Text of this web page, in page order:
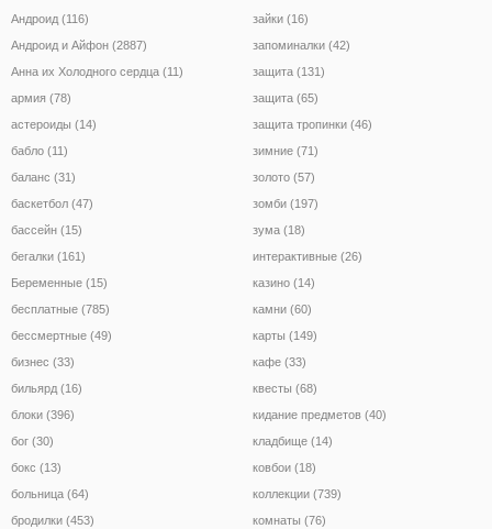
Андроид (116)
Андроид и Айфон (2887)
Анна их Холодного сердца (11)
армия (78)
астероиды (14)
бабло (11)
баланс (31)
баскетбол (47)
бассейн (15)
бегалки (161)
Беременные (15)
бесплатные (785)
бессмертные (49)
бизнес (33)
бильярд (16)
блоки (396)
бог (30)
бокс (13)
больница (64)
бродилки (453)
зайки (16)
запоминалки (42)
защита (131)
защита (65)
защита тропинки (46)
зимние (71)
золото (57)
зомби (197)
зума (18)
интерактивные (26)
казино (14)
камни (60)
карты (149)
кафе (33)
квесты (68)
кидание предметов (40)
кладбище (14)
ковбои (18)
коллекции (739)
комнаты (76)